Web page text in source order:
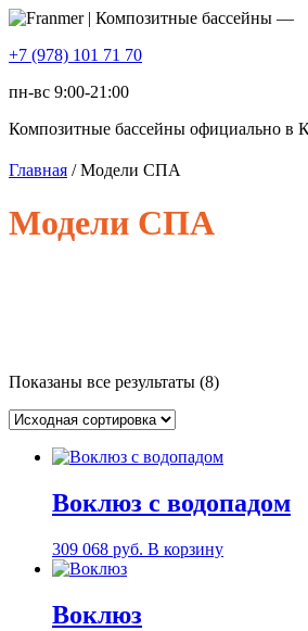
+7 (978) 101 71 70
пн-вс 9:00-21:00
Композитные бассейны официально в
Главная / Модели СПА
Модели СПА
Показаны все результаты (8)
Вoклюз с водопадом
309 068 руб. В корзину
Воклюз